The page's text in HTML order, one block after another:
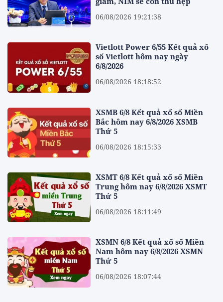
06/08/2026 19:21:38
Vietlott Power 6/55 Kết quả xổ
số Vietlott hôm nay ngày
6/8/2026
06/08/2026 18:18:52
XSMB 6/8 Kết quả xổ số Miền
Bắc hôm nay 6/8/2026 XSMB
Thứ 5
06/08/2026 18:15:33
XSMT 6/8 Kết quả xổ số Miền
Trung hôm nay 6/8/2026 XSMT
Thứ 5
06/08/2026 18:11:49
XSMN 6/8 Kết quả xổ số Miền
Nam hôm nay 6/8/2026 XSMN
Thứ 5
06/08/2026 18:07:44